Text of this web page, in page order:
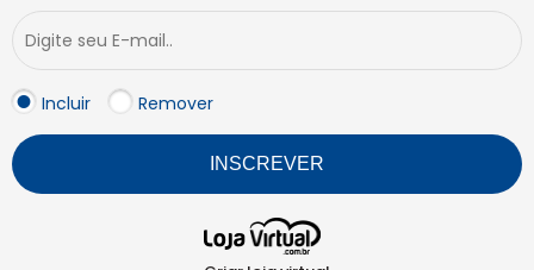
Incluir Remover
INSCREVER